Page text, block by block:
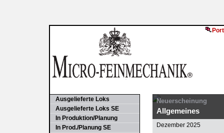
Ausgelieferte Loks
Ausgelieferte Loks SE
In Produktion/Planung
In Prod./Planung SE
Neuerscheinung
Allgemeines
Dezember 2025